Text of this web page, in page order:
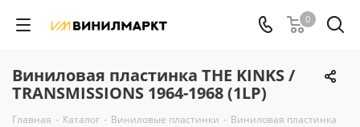
0
Виниловая пластинка THE KINKS /
TRANSMISSIONS 1964-1968 (1LP)
Главная - Каталог - Виниловые пластинки - Виниловая пластинка